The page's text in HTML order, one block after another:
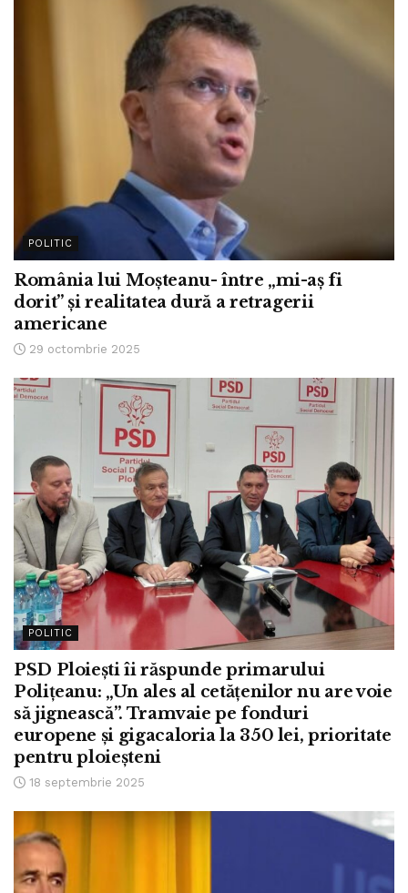
POLITIC
România lui Moșteanu- între „mi-aș fi
dorit” și realitatea dură a retragerii
americane
29 octombrie 2025
POLITIC
PSD Ploiești îi răspunde primarului
Polițeanu: „Un ales al cetățenilor nu are voie
să jignească”. Tramvaie pe fonduri
europene și gigacaloria la 350 lei, prioritate
pentru ploieșteni
18 septembrie 2025